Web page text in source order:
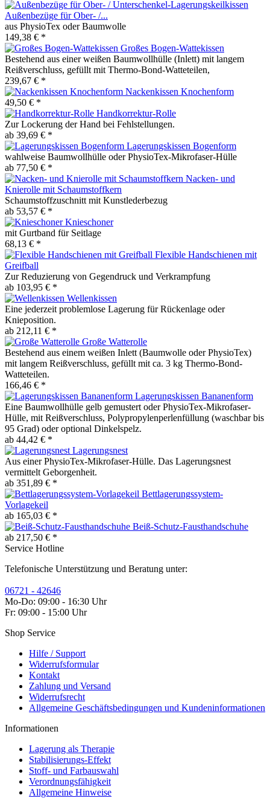
Außenbezüge für Ober- /...
aus PhysioTex oder Baumwolle
149,38 € *
Großes Bogen-Wattekissen
Bestehend aus einer weißen Baumwollhülle (Inlett) mit langem
Reißverschluss, gefüllt mit Thermo-Bond-Watteteilen,
239,67 € *
Nackenkissen Knochenform
49,50 € *
Handkorrektur-Rolle
Zur Lockerung der Hand bei Fehlstellungen.
ab 39,69 € *
Lagerungskissen Bogenform
wahlweise Baumwollhülle oder PhysioTex-Mikrofaser-Hülle
ab 77,50 € *
Nacken- und
Knierolle mit Schaumstoffkern
Schaumstoffzuschnitt mit Kunstlederbezug
ab 53,57 € *
Knieschoner
mit Gurtband für Seitlage
68,13 € *
Flexible Handschienen mit
Greifball
Zur Reduzierung von Gegendruck und Verkrampfung
ab 103,95 € *
Wellenkissen
Eine jederzeit problemlose Lagerung für Rückenlage oder
Knieposition.
ab 212,11 € *
Große Watterolle
Bestehend aus einem weißen Inlett (Baumwolle oder PhysioTex)
mit langem Reißverschluss, gefüllt mit ca. 3 kg Thermo-Bond-
Watteteilen.
166,46 € *
Lagerungskissen Bananenform
Eine Baumwollhülle gelb gemustert oder PhysioTex-Mikrofaser-
Hülle, mit Reißverschluss, Polypropylenperlenfüllung (waschbar bis
95 Grad) oder optional Dinkelspelz.
ab 44,42 € *
Lagerungsnest
Aus einer PhysioTex-Mikrofaser-Hülle. Das Lagerungsnest
vermittelt Geborgenheit.
ab 351,89 € *
Bettlagerungssystem-
Vorlagekeil
ab 165,03 € *
Beiß-Schutz-Fausthandschuhe
ab 217,50 € *
Service Hotline
Telefonische Unterstützung und Beratung unter:
06721 - 42646
Mo-Do: 09:00 - 16:30 Uhr
Fr: 09:00 - 15:00 Uhr
Shop Service
Hilfe / Support
Widerrufsformular
Kontakt
Zahlung und Versand
Widerrufsrecht
Allgemeine Geschäftsbedingungen und Kundeninformationen
Informationen
Lagerung als Therapie
Stabilisierungs-Effekt
Stoff- und Farbauswahl
Verordnungsfähigkeit
Allgemeine Hinweise